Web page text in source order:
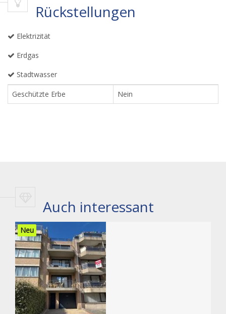
Rückstellungen
Elektrizität
Erdgas
Stadtwasser
Geschützte Erbe Nein
Auch interessant
Neu